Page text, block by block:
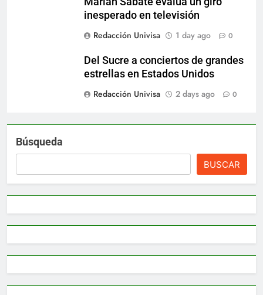
inesperado en televisión
Redacción Univisa
1 day ago 0
Del Sucre a conciertos de grandes
estrellas en Estados Unidos
Redacción Univisa
2 days ago 0
Búsqueda
BUSCAR